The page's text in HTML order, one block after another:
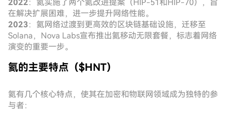
2022：氦实施了两个氦改进提案（HIP-51和HIP-70），旨
在解决扩展困难，进一步提升网络性能。
2023：氦网络过渡到更高效的区块链基础设施，迁移至
Solana，Nova Labs宣布推出氦移动无限套餐，标志着网络
演变的重要一步。
氦的主要特点（$HNT）
氦有几个核心特点，使其在加密和物联网领域成为独特的参
与者：